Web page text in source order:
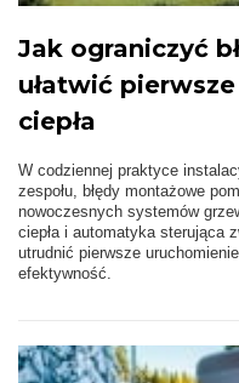
Jak ograniczyć
ułatwić
ciepła
W codziennej praktyce
zespołu, błędy montażowe
nowoczesnych systemów
ciepła i automatyka sterująca
utrudnić pierwsze
efektywność.